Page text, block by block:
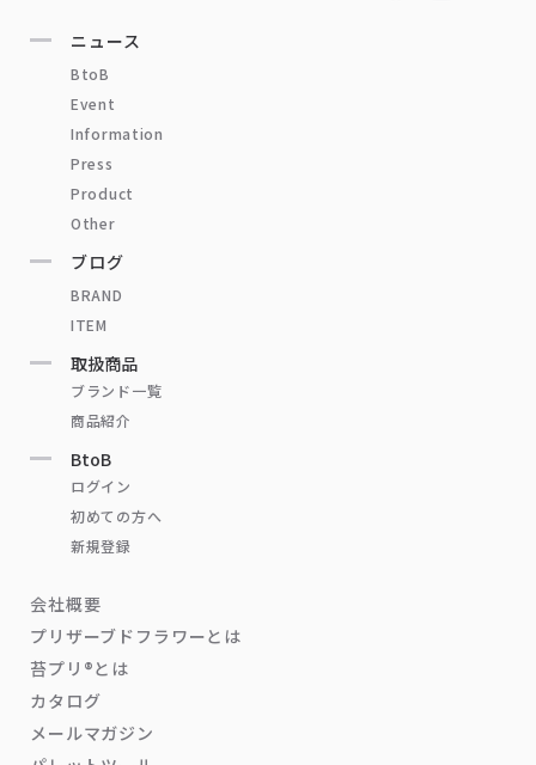
ニュース
BtoB
Event
Information
Press
Product
Other
ブログ
BRAND
ITEM
取扱商品
ブランド一覧
商品紹介
BtoB
ログイン
初めての方へ
新規登録
会社概要
プリザーブドフラワーとは
苔プリ®とは
カタログ
メールマガジン